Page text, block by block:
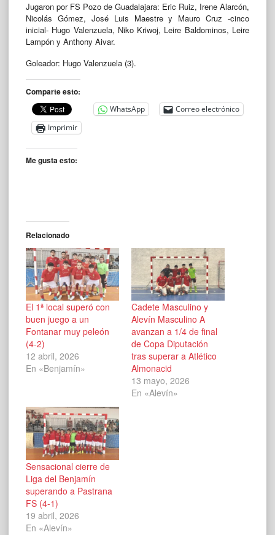
Jugaron por FS Pozo de Guadalajara: Eric Ruiz, Irene Alarcón,
Nicolás Gómez, José Luis Maestre y Mauro Cruz -cinco
inicial- Hugo Valenzuela, Niko Kriwoj, Leire Baldominos, Leire
Lampón y Anthony Aivar.
Goleador: Hugo Valenzuela (3).
Comparte esto:
WhatsApp
Correo electrónico
Imprimir
Me gusta esto:
Relacionado
El 1ª local superó con
buen juego a un
Fontanar muy peleón
(4-2)
12 abril, 2026
En «Benjamín»
Cadete Masculino y
Alevín Masculino A
avanzan a 1/4 de final
de Copa Diputación
tras superar a Atlético
Almonacid
13 mayo, 2026
En «Alevín»
Sensacional cierre de
Liga del Benjamín
superando a Pastrana
FS (4-1)
19 abril, 2026
En «Alevín»